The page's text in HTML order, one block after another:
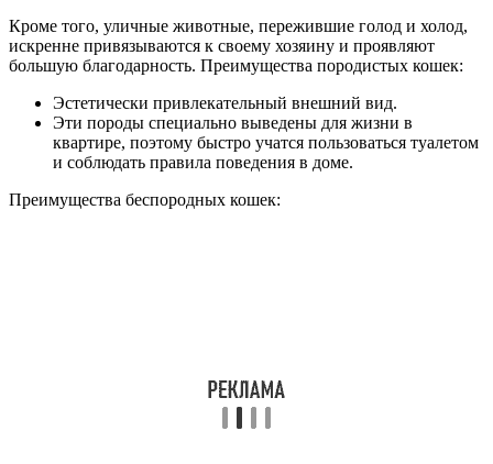
Кроме того, уличные животные, пережившие голод и холод,
искренне привязываются к своему хозяину и проявляют
большую благодарность. Преимущества породистых кошек:
Эстетически привлекательный внешний вид.
Эти породы специально выведены для жизни в
квартире, поэтому быстро учатся пользоваться туалетом
и соблюдать правила поведения в доме.
Преимущества беспородных кошек: